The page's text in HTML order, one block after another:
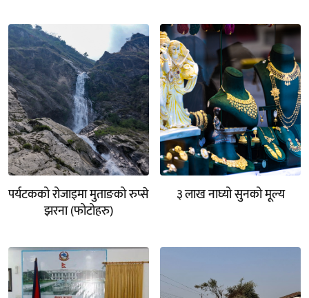
पर्यटकको रोजाइमा मुताङको रुप्से
झरना (फोटोहरु)
३ लाख नाघ्यो सुनको मूल्य